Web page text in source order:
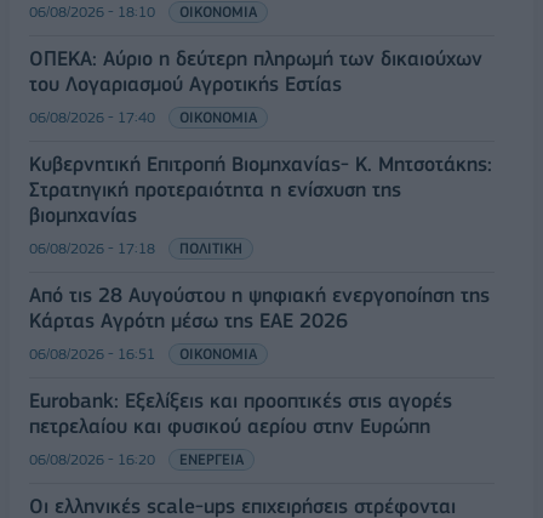
06/08/2026 - 18:10 ΟΙΚΟΝΟΜΙΑ
ΟΠΕΚΑ: Αύριο η δεύτερη πληρωμή των δικαιούχων
του Λογαριασμού Αγροτικής Εστίας
06/08/2026 - 17:40 ΟΙΚΟΝΟΜΙΑ
Κυβερνητική Επιτροπή Βιομηχανίας- Κ. Μητσοτάκης:
Στρατηγική προτεραιότητα η ενίσχυση της
βιομηχανίας
06/08/2026 - 17:18 ΠΟΛΙΤΙΚΗ
Από τις 28 Αυγούστου η ψηφιακή ενεργοποίηση της
Κάρτας Αγρότη μέσω της ΕΑΕ 2026
06/08/2026 - 16:51 ΟΙΚΟΝΟΜΙΑ
Eurobank: Εξελίξεις και προοπτικές στις αγορές
πετρελαίου και φυσικού αερίου στην Ευρώπη
06/08/2026 - 16:20 ΕΝΕΡΓΕΙΑ
Οι ελληνικές scale-ups επιχειρήσεις στρέφονται